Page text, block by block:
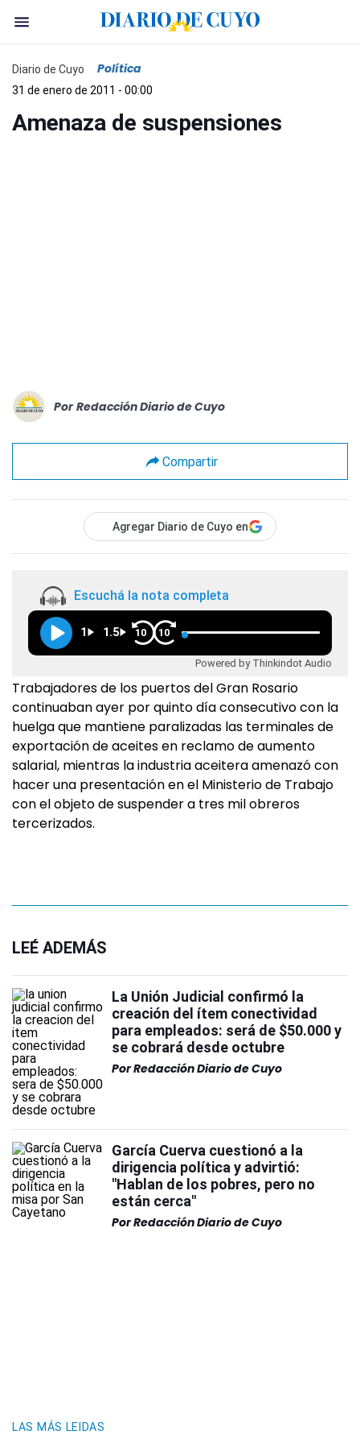
Diario de Cuyo Política
31 de enero de 2011 - 00:00
Amenaza de suspensiones
Por Redacción Diario de Cuyo
Compartir
Agregar Diario de Cuyo en
Escuchá la nota completa
1 1.5 10 10
Powered by Thinkindot Audio
Trabajadores de los puertos del Gran Rosario
continuaban ayer por quinto día consecutivo con la
huelga que mantiene paralizadas las terminales de
exportación de aceites en reclamo de aumento
salarial, mientras la industria aceitera amenazó con
hacer una presentación en el Ministerio de Trabajo
con el objeto de suspender a tres mil obreros
tercerizados.
LEÉ ADEMÁS
La Unión Judicial confirmó la
creación del ítem conectividad
para empleados: será de $50.000 y
se cobrará desde octubre
PorRedacción Diario de Cuyo
García Cuerva cuestionó a la
dirigencia política y advirtió:
"Hablan de los pobres, pero no
están cerca"
PorRedacción Diario de Cuyo
LAS MÁS LEIDAS